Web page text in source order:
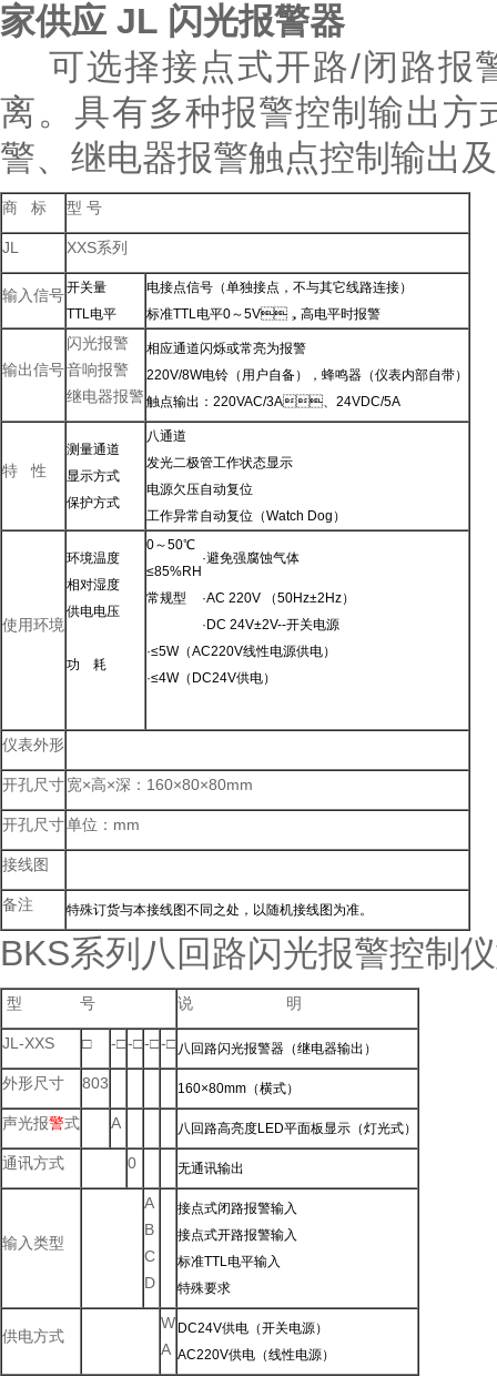
家供应 JL 闪光报警器
可选择接点式开路/闭路报警
离。具有多种报警控制输出方式
警、继电器报警触点控制输出
商 标 型 号
JL XXS系列
输入信号开关量
TTL电平
电接点信号（单独接点，不与其它线路连接）
标准TTL电平0～5V，高电平时报警
输出信号
闪光报警
音响报警
继电器报警
相应通道闪烁或常亮为报警
220V/8W电铃（用户自备），蜂鸣器（仪表内部自带）
触点输出：220VAC/3A、24VDC/5A
特 性
测量通道
显示方式
保护方式
八通道
发光二极管工作状态显示
电源欠压自动复位
工作异常自动复位（Watch Dog）
使用环境
环境温度
相对湿度
供电电压
功 耗
0～50℃
≤85%RH
·避免强腐蚀气体
常规型 ·AC 220V
（50Hz±2Hz）
·DC 24V±2V--开关电源
·≤5W（AC220V线性电源供电）
·≤4W（DC24V供电）
仪表外形
开孔尺寸宽×高×深：160×80×80mm
开孔尺寸单位：mm
接线图
备注 特殊订货与本接线图不同之处，以随机接线图为准。
BKS系列八回路闪光报警控制
型 号 说 明
JL-XXS □ -□-□-□-□ 八回路闪光报警器（继电器输出）
外形尺寸 803 160×80mm（横式）
声光报警式 A 八回路高亮度LED平面板显示（灯光式）
通讯方式 0 无通讯输出
输入类型
A
B
C
D
接点式闭路报警输入
接点式开路报警输入
标准TTL电平输入
特殊要求
供电方式
W
A
DC24V供电（开关电源）
AC220V供电（线性电源）